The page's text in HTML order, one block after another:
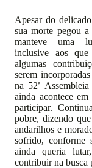
Apesar do
sua morte pegou
manteve uma
inclusive aos
algumas
serem
na 52ª
ainda acontece
participar.
pobre, dizendo
andarilhos e
sofrido, conforme
ainda queria
contribuir na busca